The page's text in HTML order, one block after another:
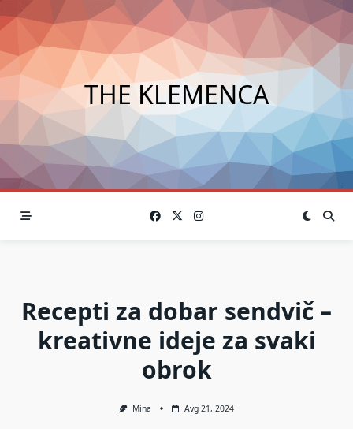
Skip
to
content
THE KLEMENCA
Recepti za dobar sendvič –
kreativne ideje za svaki
obrok
Mina Avg 21, 2024